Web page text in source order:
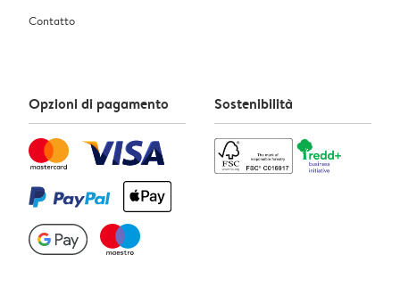
Contatto
Opzioni di pagamento Sostenibilità